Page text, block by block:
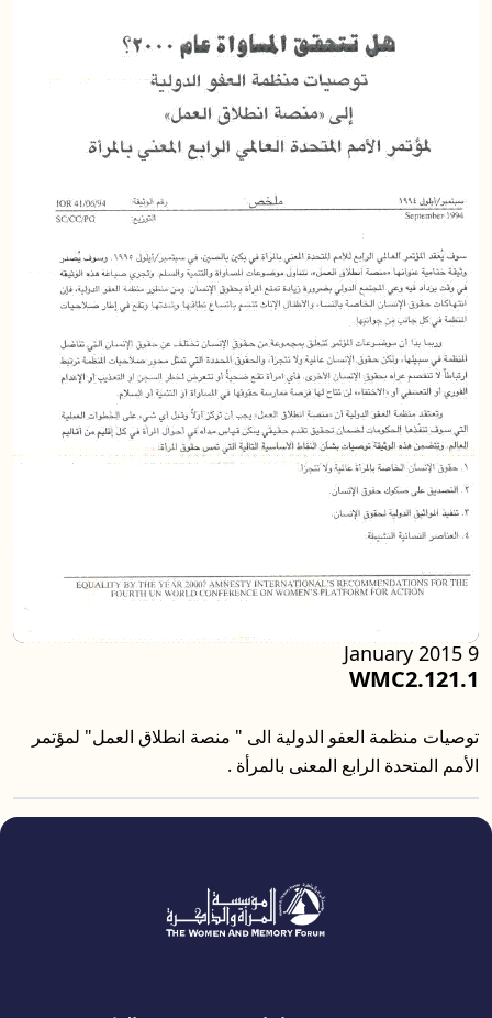
WMC2.121.1
9 January 2015
توصيات منظمة العفو الدولية الى " منصة انطلاق العمل" لمؤتمر
الأمم المتحدة الرابع المعنى بالمرأة .